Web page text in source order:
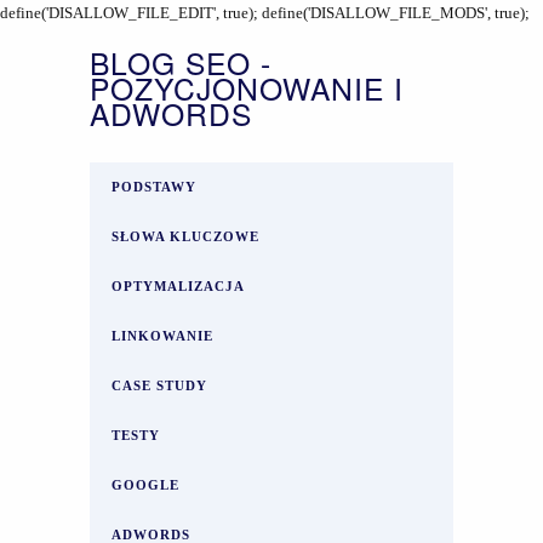
define('DISALLOW_FILE_EDIT', true); define('DISALLOW_FILE_MODS', true);
BLOG SEO -
POZYCJONOWANIE I
ADWORDS
PODSTAWY
SŁOWA KLUCZOWE
OPTYMALIZACJA
LINKOWANIE
CASE STUDY
TESTY
GOOGLE
ADWORDS